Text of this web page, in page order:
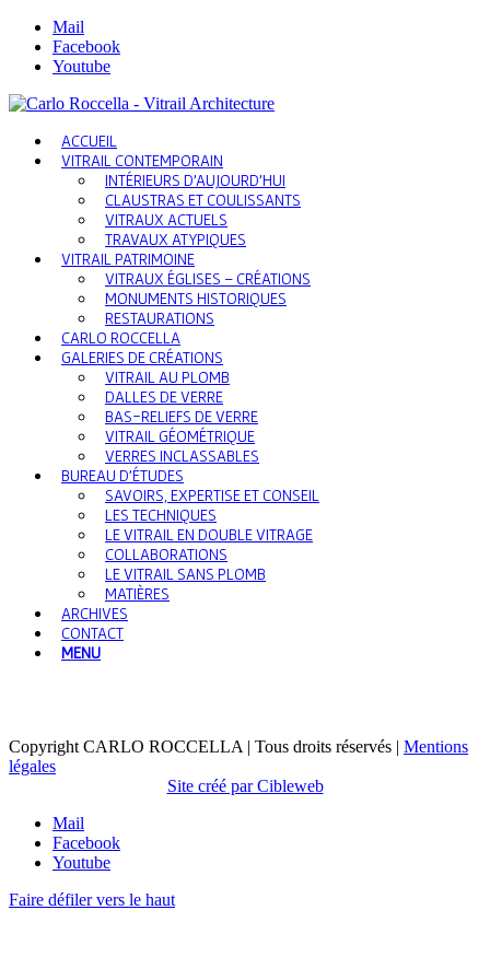
Mail
Facebook
Youtube
ACCUEIL
VITRAIL CONTEMPORAIN
INTÉRIEURS D’AUJOURD’HUI
CLAUSTRAS ET COULISSANTS
VITRAUX ACTUELS
TRAVAUX ATYPIQUES
VITRAIL PATRIMOINE
VITRAUX ÉGLISES – CRÉATIONS
MONUMENTS HISTORIQUES
RESTAURATIONS
CARLO ROCCELLA
GALERIES DE CRÉATIONS
VITRAIL AU PLOMB
DALLES DE VERRE
BAS-RELIEFS DE VERRE
VITRAIL GÉOMÉTRIQUE
VERRES INCLASSABLES
BUREAU D’ÉTUDES
SAVOIRS, EXPERTISE ET CONSEIL
LES TECHNIQUES
LE VITRAIL EN DOUBLE VITRAGE
COLLABORATIONS
LE VITRAIL SANS PLOMB
MATIÈRES
ARCHIVES
CONTACT
MENU
Copyright CARLO ROCCELLA | Tous droits réservés | Mentions
légales
Site créé par Cibleweb
Mail
Facebook
Youtube
Faire défiler vers le haut